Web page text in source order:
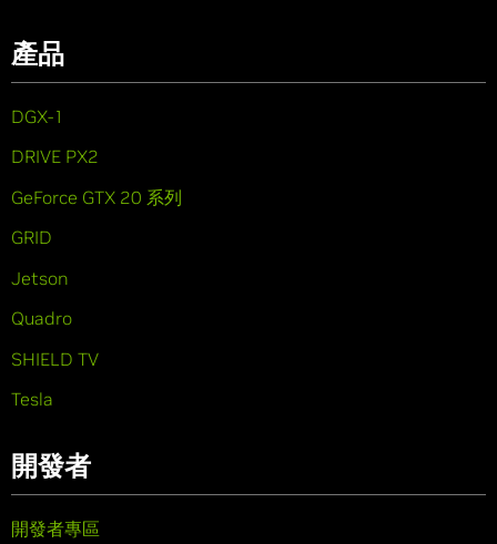
產品
DGX-1
DRIVE PX2
GeForce GTX 20 系列
GRID
Jetson
Quadro
SHIELD TV
Tesla
開發者
開發者專區